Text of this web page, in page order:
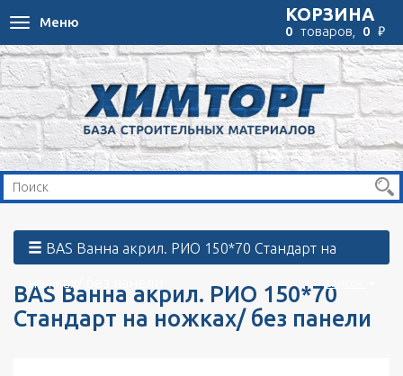
Toggle
navigation
Меню КОРЗИНА
0 товаров, 0 ₽
ножках/ без панели
BAS Ванна акрил. РИО 150*70
Стандарт на ножках/ без панели